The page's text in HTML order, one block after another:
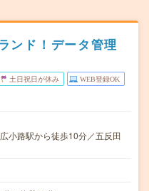
ンド！データ管理
土日祝日が休み WEB登録OK
小路駅から徒歩10分／五反田